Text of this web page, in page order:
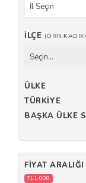
İl Seçin
İLÇE
Seçin...
ÜLKE
TÜRKIYE
BAŞKA ÜLKE
FIYAT ARALIĞI
TL1 000